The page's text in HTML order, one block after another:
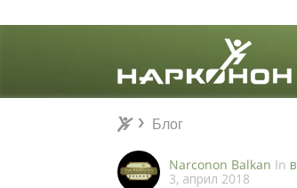
⨯
Блог
Narconon Balkan In
3, април 2018
Блог